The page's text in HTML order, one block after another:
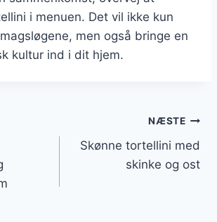
i menuen. Det vil ikke kun
men også bringe en
kultur ind i dit hjem.
NÆSTE
Skønne tortellini med
skinke og ost